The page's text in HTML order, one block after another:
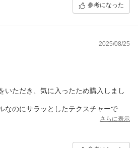
参考になった
2025/08/25
いただき、気に入ったため購入しまし
なのにサラッとしたテクスチャーで髪
翌朝のスタイリングも楽でとても気に
にこちらを毛先中心に1スポイト揉み込
さらに表示